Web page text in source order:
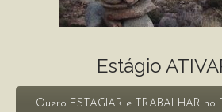
Estágio
Quero ESTAGIAR e TRABALHAR no